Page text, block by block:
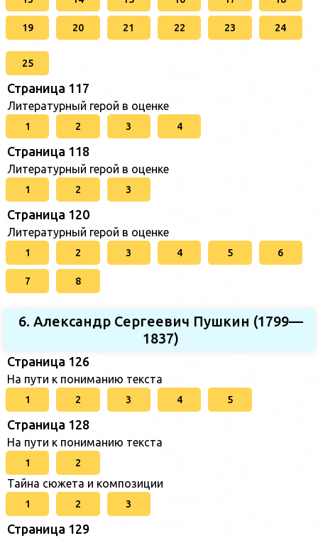
19 20 21 22 23 24
25
Страница 117
Литературный герой в оценке
1 2 3 4
Страница 118
Литературный герой в оценке
1 2 3
Страница 120
Литературный герой в оценке
1 2 3 4 5 6
7 8
6. Александр Сергеевич Пушкин (1799—
1837)
Страница 126
На пути к пониманию текста
1 2 3 4 5
Страница 128
На пути к пониманию текста
1 2
Тайна сюжета и композиции
1 2 3
Страница 129